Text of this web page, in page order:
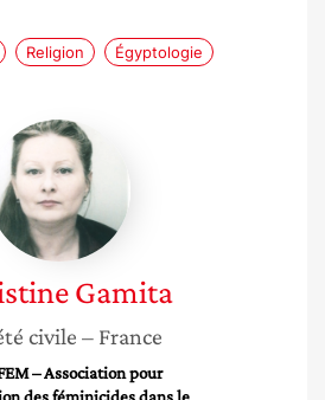
Religion Égyptologie
Christine
Gamita
Gamita
civile – France
– Association pour